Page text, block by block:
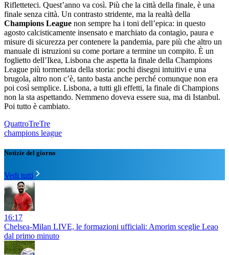
Rifletteteci. Quest’anno va così. Più che la città della finale, è una
finale senza città. Un contrasto stridente, ma la realtà della
Champions League non sempre ha i toni dell’epica: in questo
agosto calcisticamente insensato e marchiato da contagio, paura e
misure di sicurezza per contenere la pandemia, pare più che altro un
manuale di istruzioni su come portare a termine un compito. È un
foglietto dell’Ikea, Lisbona che aspetta la finale della Champions
League più tormentata della storia: pochi disegni intuitivi e una
brugola, altro non c’è, tanto basta anche perché comunque non era
poi così semplice. Lisbona, a tutti gli effetti, la finale di Champions
non la sta aspettando. Nemmeno doveva essere sua, ma di Istanbul.
Poi tutto è cambiato.
QuattroTreTre
champions league
Notizie del giorno
Vedi tutti
16:17
Chelsea-Milan LIVE, le formazioni ufficiali: Amorim sceglie Leao
dal primo minuto